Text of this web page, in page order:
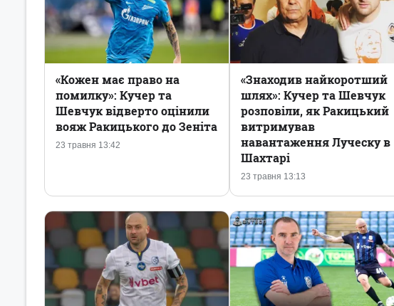
23 травня 13:42
«Кожен має право на
помилку»: Кучер та
Шевчук відверто оцінили
вояж Ракицького до Зеніта
23 травня 13:13
«Знаходив найкоротший
шлях»: Кучер та Шевчук
розповіли, як Ракицький
витримував
навантаження Луческу в
Шахтарі